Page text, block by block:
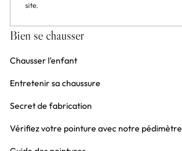
site.
Bien se chausser
Chausser l'enfant
Entretenir sa chaussure
Secret de fabrication
Vérifiez votre pointure avec notre pédimètre